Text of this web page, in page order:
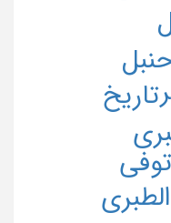
تاریخ
توفی